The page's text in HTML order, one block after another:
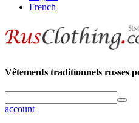
French
Vêtements traditionnels russes
account